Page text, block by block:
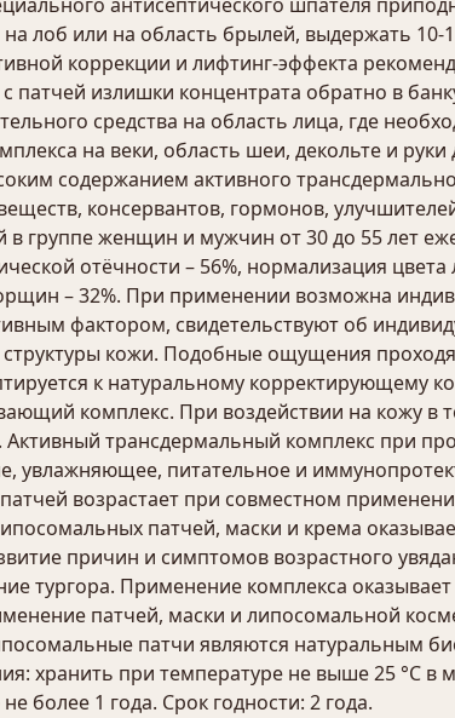
лоб или на область брылей, выдержать 10-
коррекции и лифтинг-эффекта
излишки концентрата обратно в
средства на область лица, где
на веки, область шеи, декольте и
содержанием активного
консервантов, гормонов,
группе женщин и мужчин от 30 до 55 лет
отёчности – 56%, нормализация цвета
– 32%. При применении возможна
фактором, свидетельствуют об
кожи. Подобные ощущения
к натуральному корректирующему
комплекс. При воздействии на кожу в
Активный трансдермальный комплекс при
увлажняющее, питательное и
возрастает при совместном
патчей, маски и крема
причин и симптомов возрастного
тургора. Применение комплекса
патчей, маски и липосомальной
патчи являются натуральным
хранить при температуре не выше 25 °С в
более 1 года. Срок годности: 2 года.